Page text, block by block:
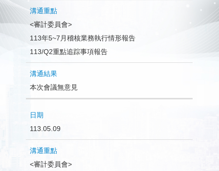
<審計委員會>
113年5~7月稽核業務執行情形報告
113/Q2重點追踪事項報告
本次會議無意見
113.05.09
<審計委員會>